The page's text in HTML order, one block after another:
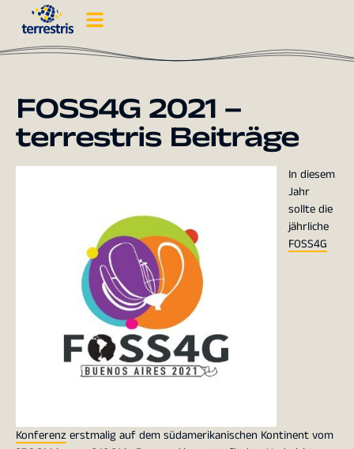
FOSS4G 2021 –
terrestris Beiträge
In diesem
Jahr
sollte die
jährliche
FOSS4G
Konferenz erstmalig auf dem südamerikanischen Kontinent vom